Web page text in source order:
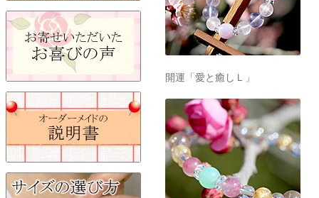
開運「愛と癒しＬ」